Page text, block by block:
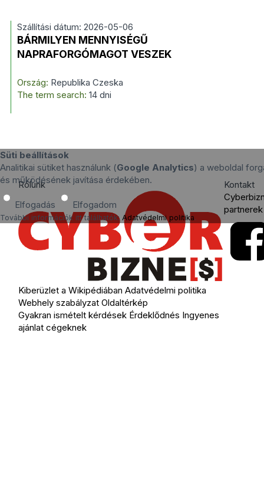
Szállítási dátum: 2026-05-06
BÁRMILYEN MENNYISÉGŰ
NAPRAFORGÓMAGOT VESZEK
Ország: Republika Czeska
The term search: 14 dni
Süti beállítások
Analitikai sütiket használunk (Google Analytics) a weboldal
és működésének javítása érdekében.
Elfogadás Elfogadom
További információk itt találhatók: Adatvédelmi politika.
Rólunk
Kiberüzlet a Wikipédiában Adatvédelmi politika
Webhely szabályzat Oldaltérkép
Gyakran ismételt kérdések Érdeklődnés Ingyenes
ajánlat cégeknek
Kontakt
partnerek